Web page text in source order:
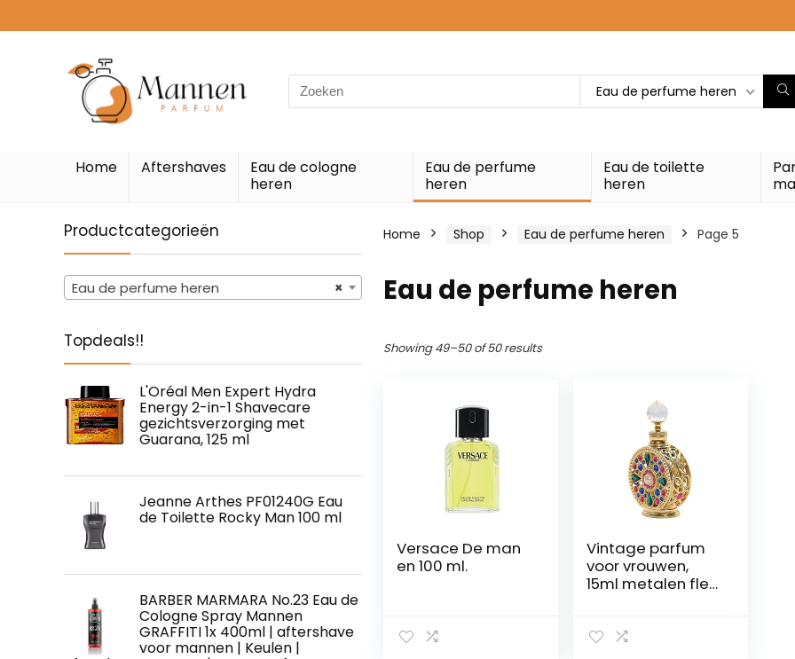
Search
for:
Eau de perfume heren
Home Aftershaves
Eau de cologne
heren
Eau de perfume
heren
Eau de toilette
heren
Productcategorieën
×
Eau de perfume heren
Topdeals!!
L'Oréal Men Expert Hydra
Energy 2-in-1 Shavecare
gezichtsverzorging met
Guarana, 125 ml
Jeanne Arthes PF01240G Eau
de Toilette Rocky Man 100 ml
BARBER MARMARA No.23 Eau de
Cologne Spray Mannen
GRAFFITI 1x 400ml | aftershave
voor mannen | Keulen |
Home Shop Eau de perfume heren Page 5
Eau de perfume heren
Showing 49–50 of 50 results
Versace De man
en 100 ml.
Vintage parfum
voor vrouwen,
15ml metalen fles
Etherische olie